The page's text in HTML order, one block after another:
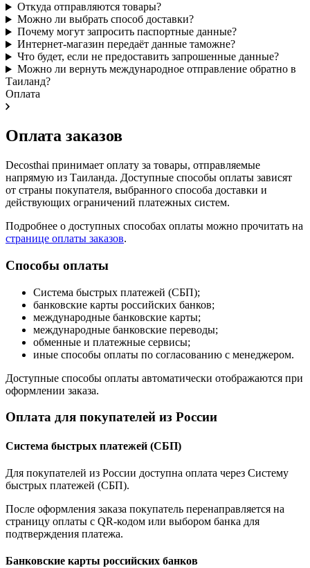
Откуда отправляются товары?
Можно ли выбрать способ доставки?
Почему могут запросить паспортные данные?
Интернет-магазин передаёт данные таможне?
Что будет, если не предоставить запрошенные данные?
Можно ли вернуть международное отправление обратно в
Таиланд?
Оплата
Оплата заказов
Decosthai принимает оплату за товары, отправляемые
напрямую из Таиланда. Доступные способы оплаты зависят
от страны покупателя, выбранного способа доставки и
действующих ограничений платежных систем.
Подробнее о доступных способах оплаты можно прочитать на
странице оплаты заказов.
Способы оплаты
Система быстрых платежей (СБП);
банковские карты российских банков;
международные банковские карты;
международные банковские переводы;
обменные и платежные сервисы;
иные способы оплаты по согласованию с менеджером.
Доступные способы оплаты автоматически отображаются при
оформлении заказа.
Оплата для покупателей из России
Система быстрых платежей (СБП)
Для покупателей из России доступна оплата через Систему
быстрых платежей (СБП).
После оформления заказа покупатель перенаправляется на
страницу оплаты с QR-кодом или выбором банка для
подтверждения платежа.
Банковские карты российских банков